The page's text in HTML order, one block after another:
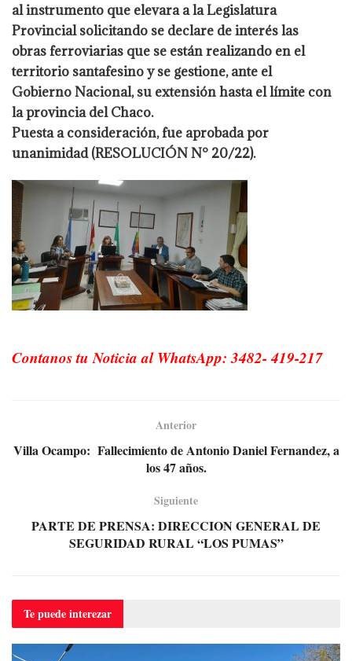
al instrumento que elevara a la Legislatura
Provincial solicitando se declare de interés las
obras ferroviarias que se están realizando en el
territorio santafesino y se gestione, ante el
Gobierno Nacional, su extensión hasta el límite con
la provincia del Chaco.
Puesta a consideración, fue aprobada por
unanimidad (RESOLUCIÓN N° 20/22).
Contanos tu Noticia al WhatsApp: 3482- 419-217
Anterior
Villa Ocampo: Fallecimiento de Antonio Daniel Fernandez, a
los 47 años.
Siguiente
PARTE DE PRENSA: DIRECCION GENERAL DE
SEGURIDAD RURAL “LOS PUMAS”
Te puedeinterezar